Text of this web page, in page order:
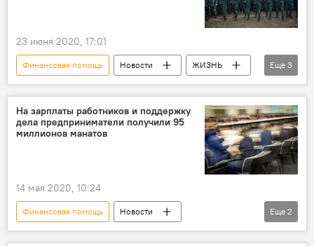
23 июня 2020, 17:01
Финансовая помощь Новости
ЖИЗНЬ
Азербайджан
Шехид Семья
Еще 3
На зарплаты работников и поддержку
дела предприниматели получили 95
миллионов манатов
14 мая 2020, 10:24
Финансовая помощь
Новости
Экономика
Азербайджан
Еще 2